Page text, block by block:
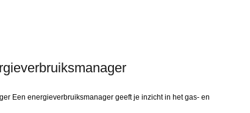
Een energieverbruiksmanager geeft je inzicht in het gas- en